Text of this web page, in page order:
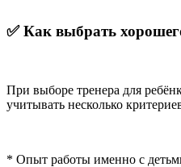
✅Как выбрать
При выборе тренера для
учитывать несколько
* Опыт работы именно с